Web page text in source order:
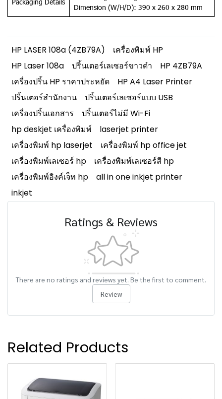
Dimension (W/H/D): 390 x 260 x 280 mm
HP LASER 108a (4ZB79A)
เครื่องพิมพ์ HP
HP Laser 108a
ปริ้นเตอร์เลเซอร์ขาวดำ
HP 4ZB79A
เครื่องปริ้น HP ราคาประหยัด
HP A4 Laser Printer
ปริ้นเตอร์สำนักงาน
ปริ้นเตอร์เลเซอร์แบบ USB
เครื่องปริ้นเอกสาร
ปริ้นเตอร์ไม่มี Wi-Fi
hp deskjet เครื่องพิมพ์
laserjet printer
เครื่องพิมพ์ hp laserjet
เครื่องพิมพ์ hp office jet
เครื่องพิมพ์เลเซอร์ hp
เครื่องพิมพ์เลเซอร์สี hp
เครื่องพิมพ์อิงค์เจ็ท hp
all in one inkjet printer
inkjet
Ratings & Reviews
There are no ratings and reviews yet. Be the first to comment.
Review
Related Products